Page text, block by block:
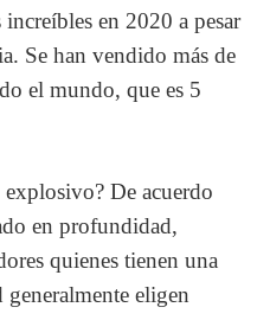
en 2020 a pesar
Se han vendido más de
el mundo, que es 5
De acuerdo
en profundidad,
quienes tienen una
eligen